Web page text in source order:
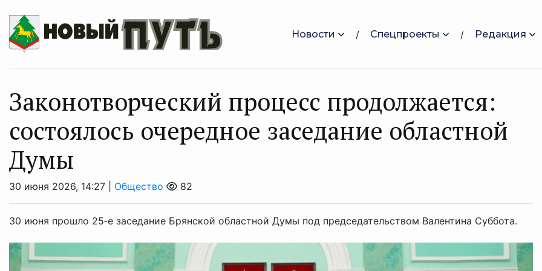
Новости Спецпроекты Редакция
Законотворческий процесс продолжается:
состоялось очередное заседание областной
Думы
30 июня 2026, 14:27 | Общество 82
30 июня прошло 25‑е заседание Брянской областной Думы под председательством Валентина Суббота.